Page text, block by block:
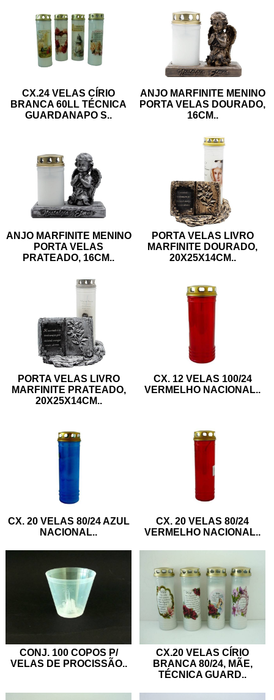
CX.24 VELAS CÍRIO
BRANCA 60LL TÉCNICA
GUARDANAPO S..
ANJO MARFINITE MENINO
PORTA VELAS DOURADO,
16CM..
ANJO MARFINITE MENINO
PORTA VELAS
PRATEADO, 16CM..
PORTA VELAS LIVRO
MARFINITE DOURADO,
20X25X14CM..
PORTA VELAS LIVRO
MARFINITE PRATEADO,
20X25X14CM..
CX. 12 VELAS 100/24
VERMELHO NACIONAL..
CX. 20 VELAS 80/24 AZUL
NACIONAL..
CX. 20 VELAS 80/24
VERMELHO NACIONAL..
CONJ. 100 COPOS P/
VELAS DE PROCISSÃO..
CX.20 VELAS CÍRIO
BRANCA 80/24, MÃE,
TÉCNICA GUARD..